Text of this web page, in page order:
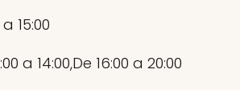
15:00
a 14:00,De 16:00 a 20:00